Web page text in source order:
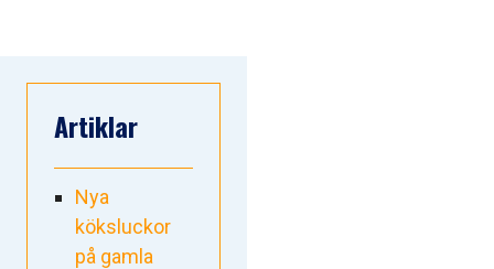
Artiklar
Nya
köksluckor
på gamla